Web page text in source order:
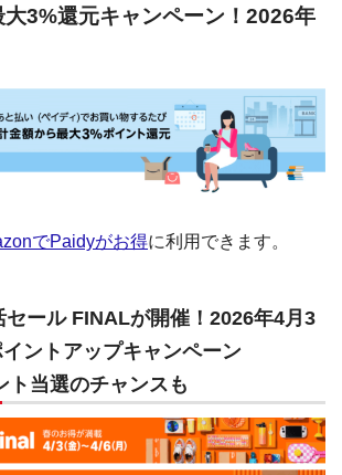
3%還元キャンペーン！2026年
でPaidyがお得に利用できます。
ール FINALが開催！2026年4月3
ントアップキャンペーン
ト当選のチャンスも